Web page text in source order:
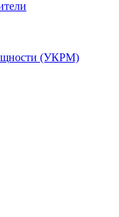
(УКРМ)